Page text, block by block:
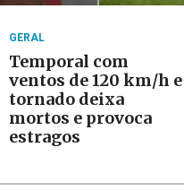
GERAL
Temporal com
ventos de 120 km/h e
tornado deixa
mortos e provoca
estragos